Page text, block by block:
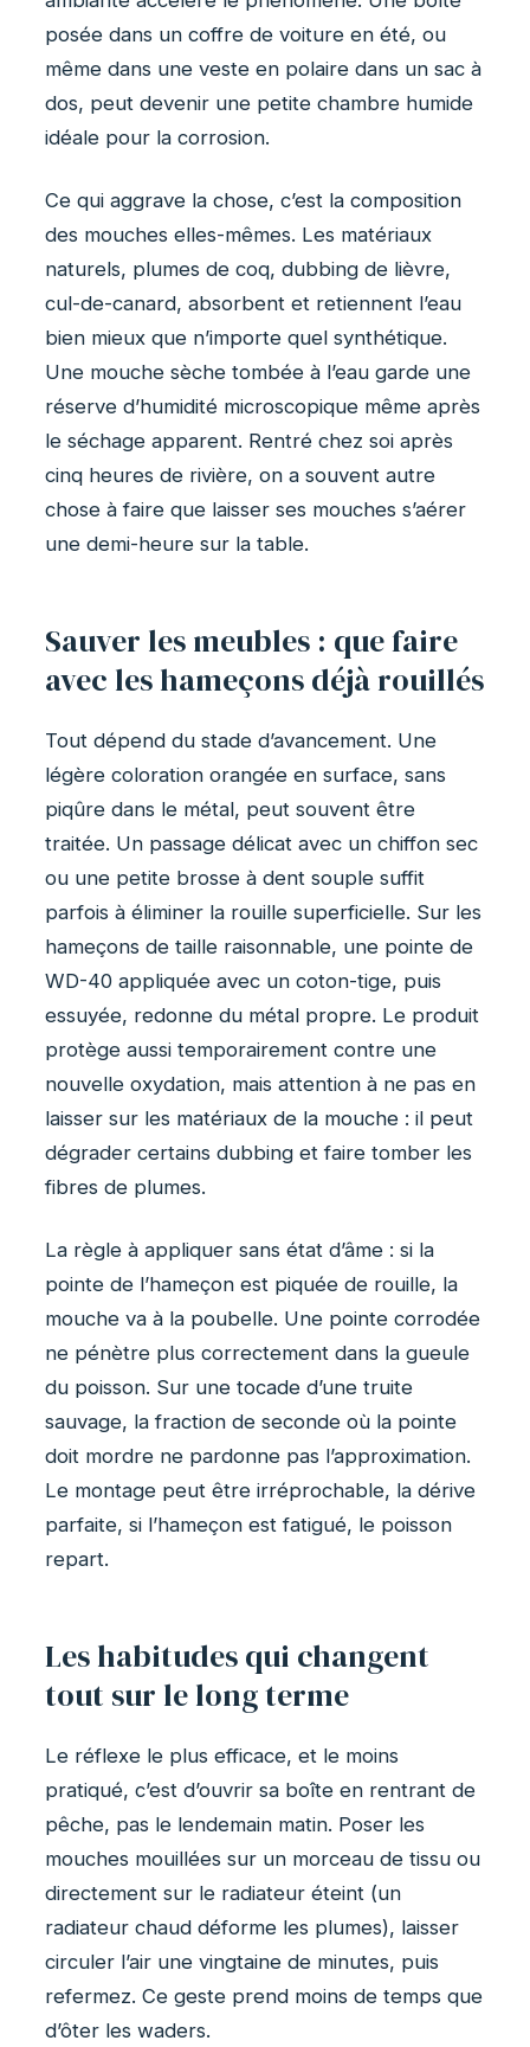
posée dans un coffre de voiture en été, ou
même dans une veste en polaire dans un sac à
dos, peut devenir une petite chambre humide
idéale pour la corrosion.
Ce qui aggrave la chose, c’est la composition
des mouches elles-mêmes. Les matériaux
naturels, plumes de coq, dubbing de lièvre,
cul-de-canard, absorbent et retiennent l’eau
bien mieux que n’importe quel synthétique.
Une mouche sèche tombée à l’eau garde une
réserve d’humidité microscopique même après
le séchage apparent. Rentré chez soi après
cinq heures de rivière, on a souvent autre
chose à faire que laisser ses mouches s’aérer
une demi-heure sur la table.
Sauver les meubles : que faire
avec les hameçons déjà rouillés
Tout dépend du stade d’avancement. Une
légère coloration orangée en surface, sans
piqûre dans le métal, peut souvent être
traitée. Un passage délicat avec un chiffon sec
ou une petite brosse à dent souple suffit
parfois à éliminer la rouille superficielle. Sur les
hameçons de taille raisonnable, une pointe de
WD-40 appliquée avec un coton-tige, puis
essuyée, redonne du métal propre. Le produit
protège aussi temporairement contre une
nouvelle oxydation, mais attention à ne pas en
laisser sur les matériaux de la mouche : il peut
dégrader certains dubbing et faire tomber les
fibres de plumes.
La règle à appliquer sans état d’âme : si la
pointe de l’hameçon est piquée de rouille, la
mouche va à la poubelle. Une pointe corrodée
ne pénètre plus correctement dans la gueule
du poisson. Sur une tocade d’une truite
sauvage, la fraction de seconde où la pointe
doit mordre ne pardonne pas l’approximation.
Le montage peut être irréprochable, la dérive
parfaite, si l’hameçon est fatigué, le poisson
repart.
Les habitudes qui changent
tout sur le long terme
Le réflexe le plus efficace, et le moins
pratiqué, c’est d’ouvrir sa boîte en rentrant de
pêche, pas le lendemain matin. Poser les
mouches mouillées sur un morceau de tissu ou
directement sur le radiateur éteint (un
radiateur chaud déforme les plumes), laisser
circuler l’air une vingtaine de minutes, puis
refermez. Ce geste prend moins de temps que
d’ôter les waders.